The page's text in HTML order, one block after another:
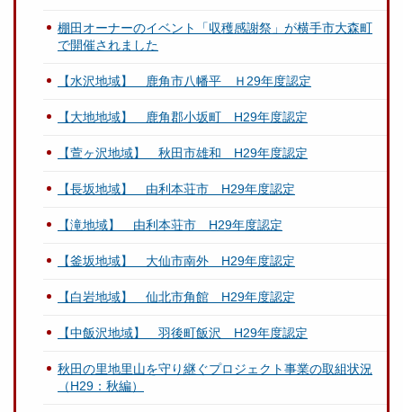
棚田オーナーのイベント「収穫感謝祭」が横手市大森町
で開催されました
【水沢地域】 鹿角市八幡平 Ｈ29年度認定
【大地地域】 鹿角郡小坂町 H29年度認定
【萱ヶ沢地域】 秋田市雄和 H29年度認定
【長坂地域】 由利本荘市 H29年度認定
【滝地域】 由利本荘市 H29年度認定
【釜坂地域】 大仙市南外 H29年度認定
【白岩地域】 仙北市角館 H29年度認定
【中飯沢地域】 羽後町飯沢 H29年度認定
秋田の里地里山を守り継ぐプロジェクト事業の取組状況
（H29：秋編）